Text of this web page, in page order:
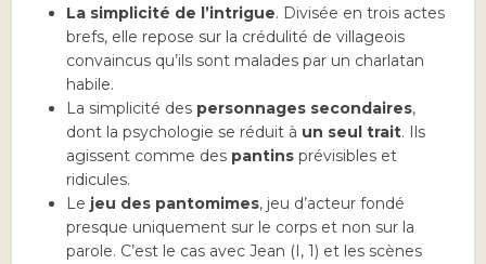
La simplicité de l’intrigue. Divisée en trois actes
brefs, elle repose sur la crédulité de villageois
convaincus qu’ils sont malades par un charlatan
habile.
La simplicité des personnages secondaires,
dont la psychologie se réduit à un seul trait. Ils
agissent comme des pantins prévisibles et
ridicules.
Le jeu des pantomimes, jeu d’acteur fondé
presque uniquement sur le corps et non sur la
parole. C’est le cas avec Jean (I, 1) et les scènes